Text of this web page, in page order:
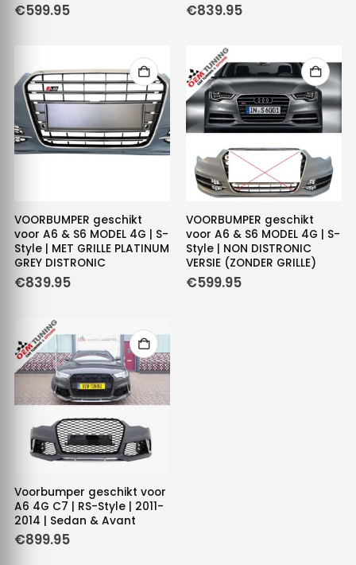
€599.95 €839.95
VOORBUMPER geschikt
voor A6 & S6 MODEL 4G | S-
Style | MET GRILLE PLATINUM
GREY DISTRONIC
€839.95
VOORBUMPER geschikt
voor A6 & S6 MODEL 4G | S-
Style | NON DISTRONIC
VERSIE (ZONDER GRILLE)
€599.95
Voorbumper geschikt voor
A6 4G C7 | RS-Style | 2011-
2014 | Sedan & Avant
€899.95